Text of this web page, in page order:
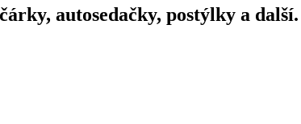
autosedačky, postýlky a další.